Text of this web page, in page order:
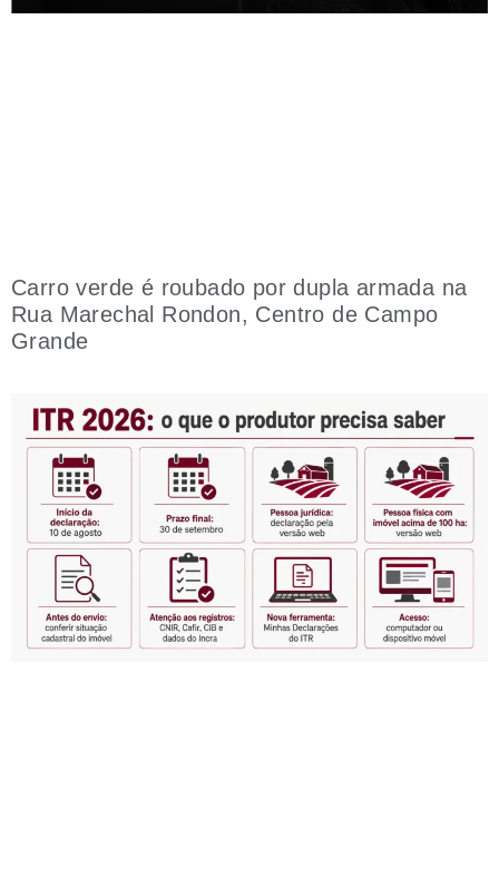
Carro verde é roubado por dupla armada na
Rua Marechal Rondon, Centro de Campo
Grande